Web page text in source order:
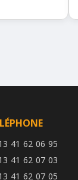
41 62 06 95
41 62 07 03
41 62 07 05